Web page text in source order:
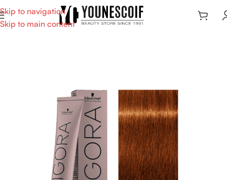
Skip to navigation
Skip to main content